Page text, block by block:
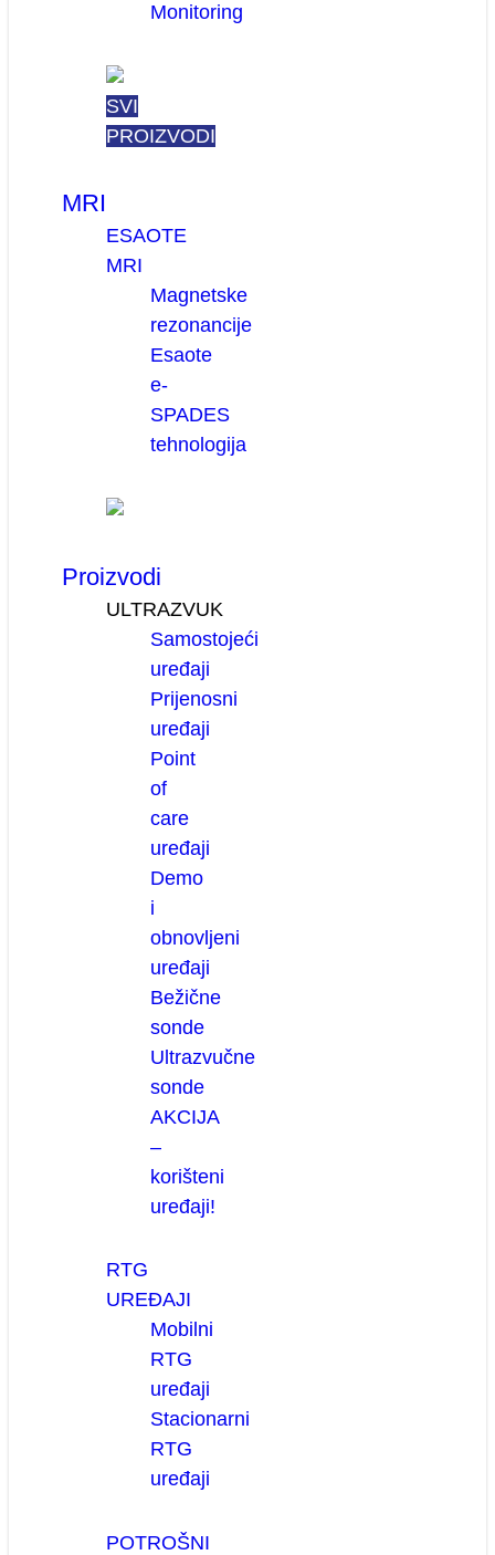
Monitoring
SVI
PROIZVODI
MRI
ESAOTE
MRI
Magnetske
rezonancije
Esaote
e-
SPADES
tehnologija
Proizvodi
ULTRAZVUK
Samostojeći
uređaji
Prijenosni
uređaji
Point
of
care
uređaji
Demo
i
obnovljeni
uređaji
Bežične
sonde
Ultrazvučne
sonde
AKCIJA
–
korišteni
uređaji!
RTG
UREĐAJI
Mobilni
RTG
uređaji
Stacionarni
RTG
uređaji
POTROŠNI